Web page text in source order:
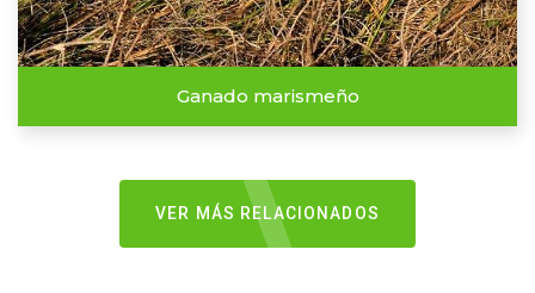
Ganado marismeño
VER MÁS RELACIONADOS